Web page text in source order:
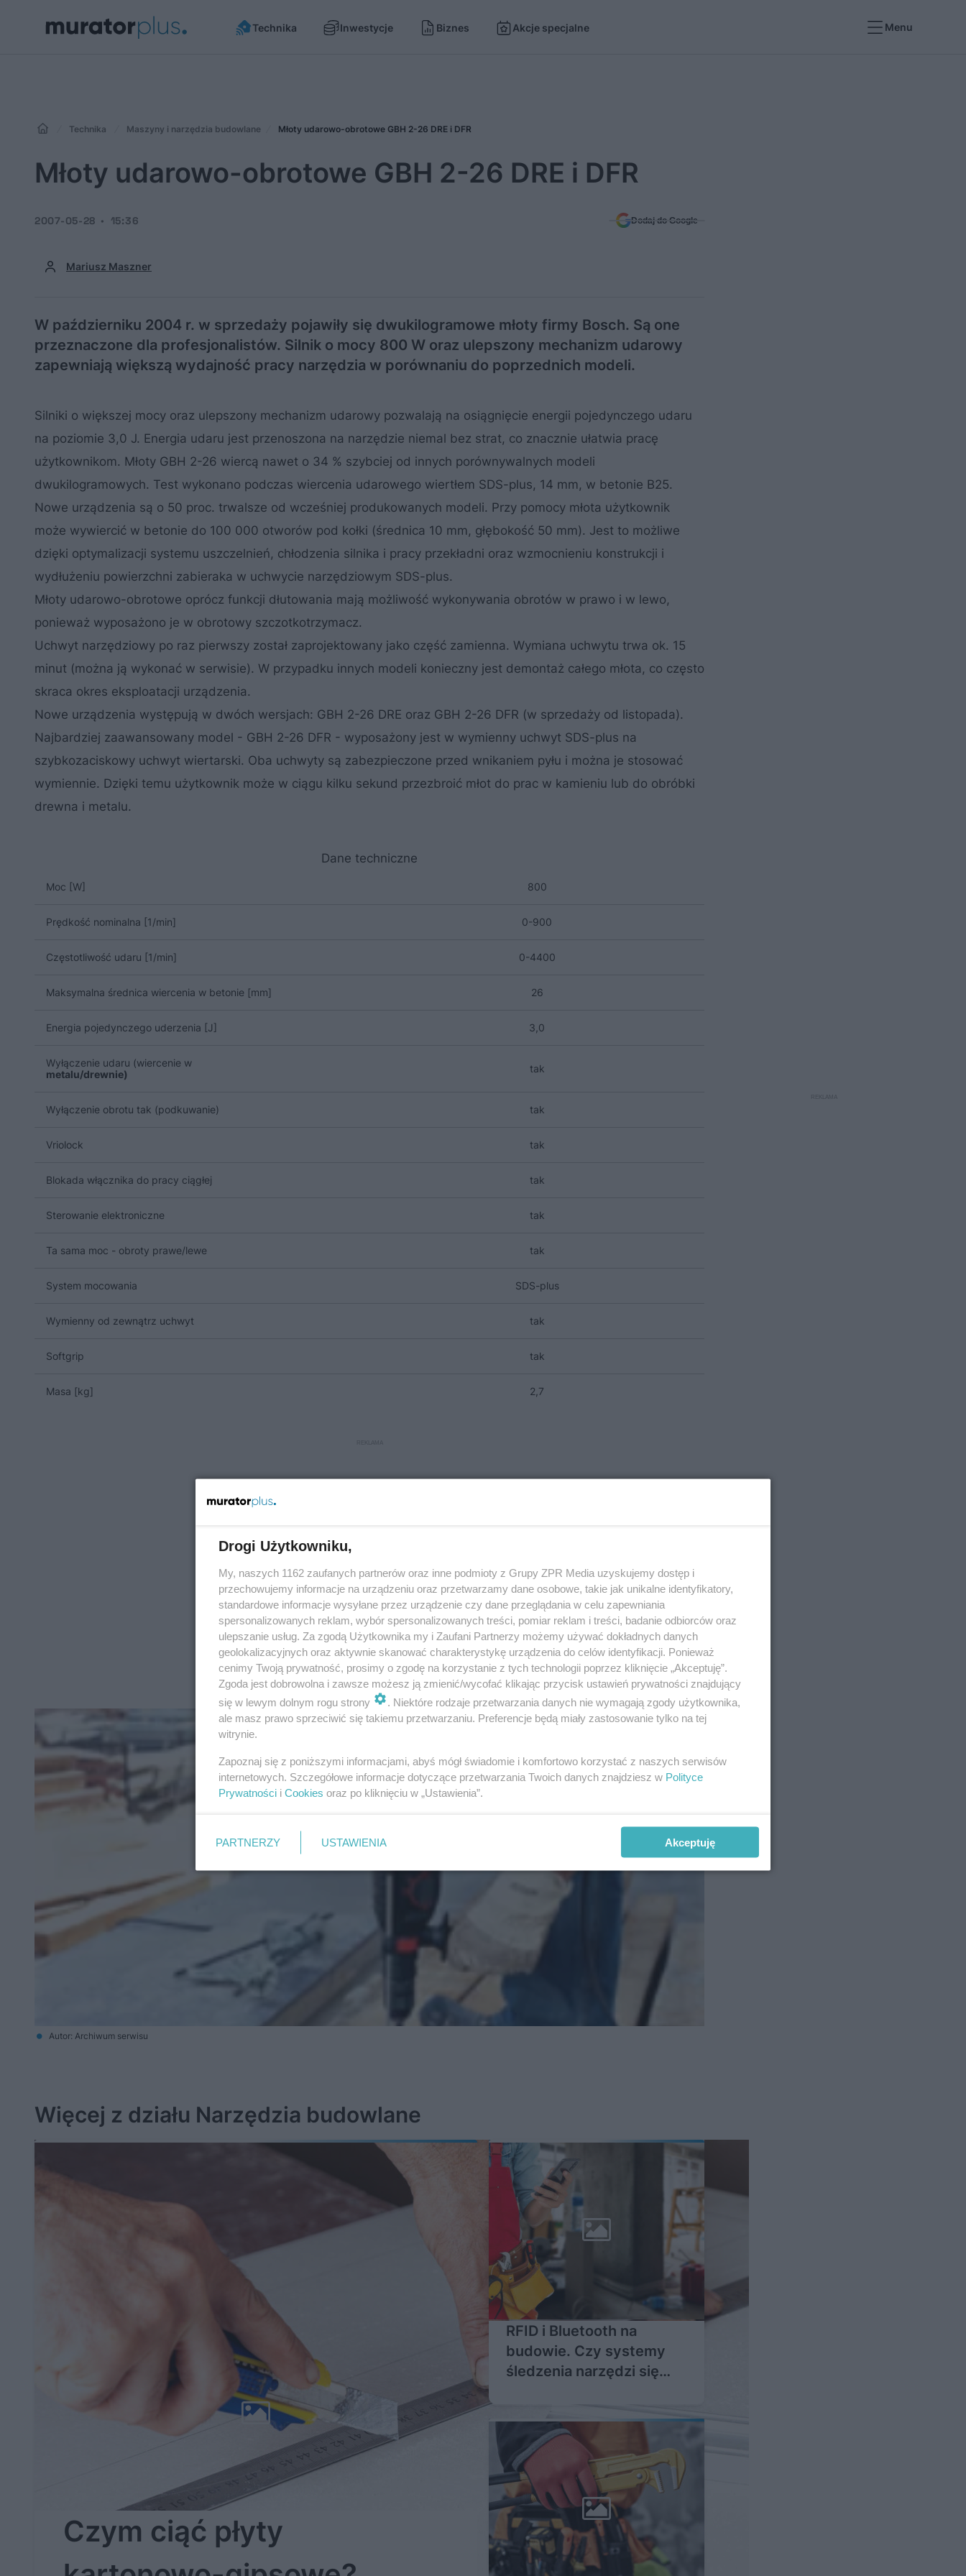
Technika Inwestycje Biznes Akcje specjalne Menu
Technika Maszyny i narzędzia budowlane Młoty udarowo-obrotowe GBH 2-26 DRE i DFR
Młoty udarowo-obrotowe GBH 2-26 DRE i DFR
Mariusz Maszner
2007-05-28 15:36 Dodaj do Google
W październiku 2004 r. w sprzedaży pojawiły się dwukilogramowe młoty firmy Bosch. Są one
przeznaczone dla profesjonalistów. Silnik o mocy 800 W oraz ulepszony mechanizm udarowy
zapewniają większą wydajność pracy narzędzia w porównaniu do poprzednich modeli.
Silniki o większej mocy oraz ulepszony mechanizm udarowy pozwalają na osiągnięcie energii pojedynczego udaru
na poziomie 3,0 J. Energia udaru jest przenoszona na narzędzie niemal bez strat, co znacznie ułatwia pracę
użytkownikom. Młoty GBH 2-26 wiercą nawet o 34 % szybciej od innych porównywalnych modeli
dwukilogramowych. Test wykonano podczas wiercenia udarowego wiertłem SDS-plus, 14 mm, w betonie B25.
Nowe urządzenia są o 50 proc. trwalsze od wcześniej produkowanych modeli. Przy pomocy młota użytkownik
może wywiercić w betonie do 100 000 otworów pod kołki (średnica 10 mm, głębokość 50 mm). Jest to możliwe
dzięki optymalizacji systemu uszczelnień, chłodzenia silnika i pracy przekładni oraz wzmocnieniu konstrukcji i
wydłużeniu powierzchni zabieraka w uchwycie narzędziowym SDS-plus.
Młoty udarowo-obrotowe oprócz funkcji dłutowania mają możliwość wykonywania obrotów w prawo i w lewo,
ponieważ wyposażono je w obrotowy szczotkotrzymacz.
Uchwyt narzędziowy po raz pierwszy został zaprojektowany jako część zamienna. Wymiana uchwytu trwa ok. 15
minut (można ją wykonać w serwisie). W przypadku innych modeli konieczny jest demontaż całego młota, co często
skraca okres eksploatacji urządzenia.
Nowe urządzenia występują w dwóch wersjach: GBH 2-26 DRE oraz GBH 2-26 DFR (w sprzedaży od listopada).
Najbardziej zaawansowany model - GBH 2-26 DFR - wyposażony jest w wymienny uchwyt SDS-plus na
szybkozaciskowy uchwyt wiertarski. Oba uchwyty są zabezpieczone przed wnikaniem pyłu i można je stosować
wymiennie. Dzięki temu użytkownik może w ciągu kilku sekund przezbroić młot do prac w kamieniu lub do obróbki
drewna i metalu.
Dane techniczne
Moc [W] 800
Prędkość nominalna [1/min] 0-900
Częstotliwość udaru [1/min] 0-4400
Maksymalna średnica wiercenia w betonie [mm] 26
Energia pojedynczego uderzenia [J] 3,0
Wyłączenie udaru (wiercenie w
metalu/drewnie)
tak
Wyłączenie obrotu tak (podkuwanie) tak
Vriolock tak
Blokada włącznika do pracy ciągłej tak
Sterowanie elektroniczne tak
Ta sama moc - obroty prawe/lewe tak
System mocowania SDS-plus
Wymienny od zewnątrz uchwyt tak
Softgrip tak
Masa [kg] 2,7
Autor: Archiwum serwisu
Więcej z działu Narzędzia budowlane
Czym ciąć płyty
RFID i Bluetooth na
budowie. Czy systemy
śledzenia narzędzi się
Drogi Użytkowniku,
My, naszych 1162 zaufanych partnerów oraz inne podmioty z Grupy ZPR Media uzyskujemy dostęp i
przechowujemy informacje na urządzeniu oraz przetwarzamy dane osobowe, takie jak unikalne identyfikatory,
standardowe informacje wysyłane przez urządzenie czy dane przeglądania w celu zapewniania
spersonalizowanych reklam, wybór spersonalizowanych treści, pomiar reklam i treści, badanie odbiorców oraz
ulepszanie usług. Za zgodą Użytkownika my i Zaufani Partnerzy możemy używać dokładnych danych
geolokalizacyjnych oraz aktywnie skanować charakterystykę urządzenia do celów identyfikacji. Ponieważ
cenimy Twoją prywatność, prosimy o zgodę na korzystanie z tych technologii poprzez kliknięcie „Akceptuję”.
Zgoda jest dobrowolna i zawsze możesz ją zmienić/wycofać klikając przycisk ustawień prywatności znajdujący
się w lewym dolnym rogu strony
. Niektóre rodzaje przetwarzania danych nie wymagają zgody użytkownika,
ale masz prawo sprzeciwić się takiemu przetwarzaniu. Preferencje będą miały zastosowanie tylko na tej
witrynie.
Zapoznaj się z poniższymi informacjami, abyś mógł świadomie i komfortowo korzystać z naszych serwisów
internetowych. Szczegółowe informacje dotyczące przetwarzania Twoich danych znajdziesz w Polityce
Prywatności i Cookies oraz po kliknięciu w „Ustawienia”.
PARTNERZY USTAWIENIA Akceptuję